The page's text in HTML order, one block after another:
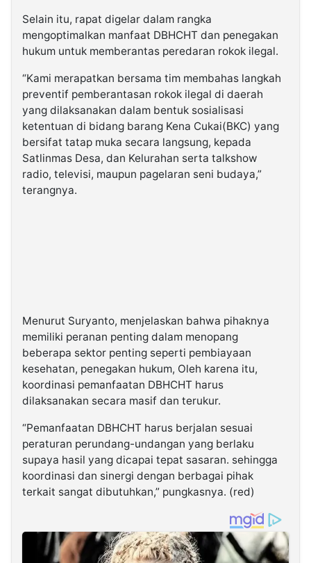
Selain itu, rapat digelar dalam rangka
mengoptimalkan manfaat DBHCHT dan penegakan
hukum untuk memberantas peredaran rokok ilegal.
“Kami merapatkan bersama tim membahas langkah
preventif pemberantasan rokok ilegal di daerah
yang dilaksanakan dalam bentuk sosialisasi
ketentuan di bidang barang Kena Cukai(BKC) yang
bersifat tatap muka secara langsung, kepada
Satlinmas Desa, dan Kelurahan serta talkshow
radio, televisi, maupun pagelaran seni budaya,”
terangnya.
Menurut Suryanto, menjelaskan bahwa pihaknya
memiliki peranan penting dalam menopang
beberapa sektor penting seperti pembiayaan
kesehatan, penegakan hukum, Oleh karena itu,
koordinasi pemanfaatan DBHCHT harus
dilaksanakan secara masif dan terukur.
“Pemanfaatan DBHCHT harus berjalan sesuai
peraturan perundang-undangan yang berlaku
supaya hasil yang dicapai tepat sasaran. sehingga
koordinasi dan sinergi dengan berbagai pihak
terkait sangat dibutuhkan,” pungkasnya. (red)